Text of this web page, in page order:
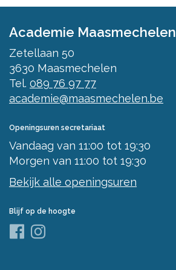
Academie Maasmechelen
Zetellaan 50
3630 Maasmechelen
Tel. 089 76 97 77
academie@maasmechelen.be
Openingsuren secretariaat
Vandaag van 11:00 tot 19:30
Morgen van 11:00 tot 19:30
Bekijk alle openingsuren
Blijf op de hoogte
Facebook
Instagram